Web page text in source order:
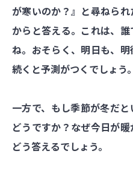
が寒いのか？』と尋ねら
からと答える。これは、
ね。おそらく、明日も、
続くと予測がつくでしょう。
一方で、もし季節が冬だと
どうですか？なぜ今日が暖
どう答えるでしょう。